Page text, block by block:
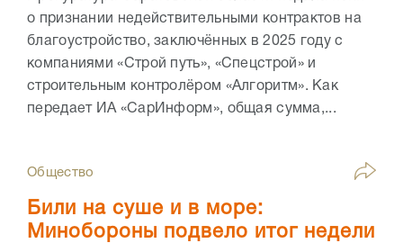
о признании недействительными контрактов на
благоустройство, заключённых в 2025 году с
компаниями «Строй путь», «Спецстрой» и
строительным контролёром «Алгоритм». Как
передает ИА «СарИнформ», общая сумма,...
Общество
Били на суше и в море:
Минобороны подвело итог недели